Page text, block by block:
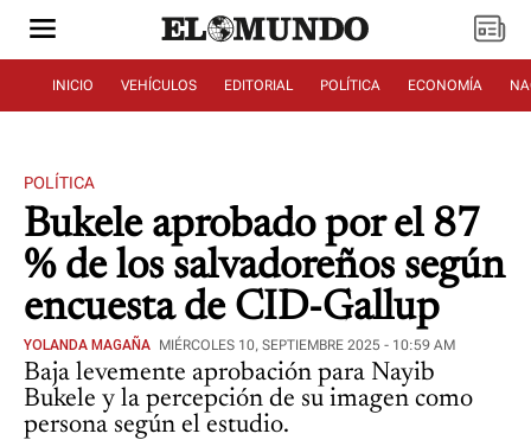
INICIO VEHÍCULOS EDITORIAL POLÍTICA ECONOMÍA
POLÍTICA
Bukele aprobado por el 87
% de los salvadoreños según
encuesta de CID-Gallup
YOLANDA MAGAÑA MIÉRCOLES 10, SEPTIEMBRE 2025 - 10:59 AM
Baja levemente aprobación para Nayib
Bukele y la percepción de su imagen como
persona según el estudio.